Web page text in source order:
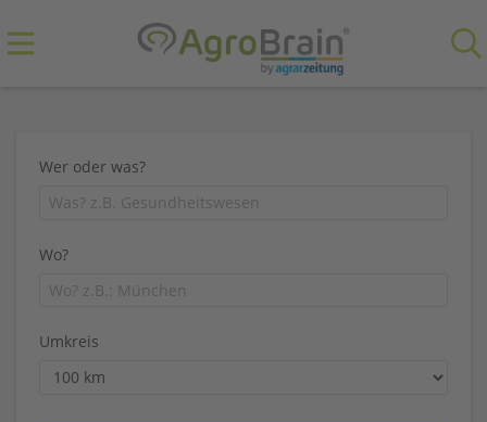
Wer oder was?
Wo?
Umkreis